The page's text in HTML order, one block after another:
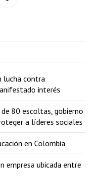
lucha contra
interés
80 escoltas, gobierno
a líderes sociales
en Colombia
empresa ubicada entre